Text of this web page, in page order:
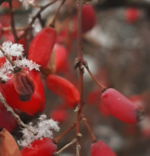
Zapomněli jste heslo?
Měli jste účet na starém webu?